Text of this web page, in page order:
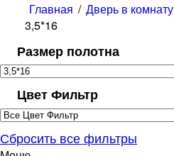
Главная / Дверь в комнату
3,5*16
Размер полотна
Цвет Фильтр
Сбросить все фильтры